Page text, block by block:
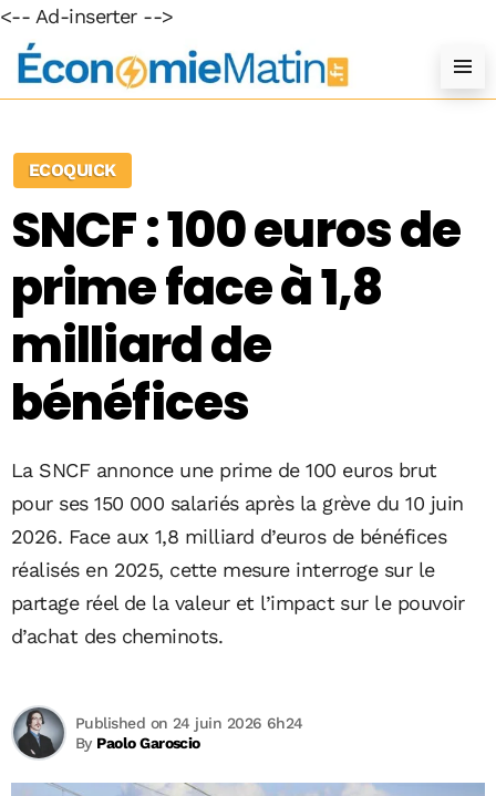
<-- Ad-inserter -->
ECOQUICK
SNCF : 100 euros de
prime face à 1,8
milliard de
bénéfices
La SNCF annonce une prime de 100 euros brut
pour ses 150 000 salariés après la grève du 10 juin
2026. Face aux 1,8 milliard d’euros de bénéfices
réalisés en 2025, cette mesure interroge sur le
partage réel de la valeur et l’impact sur le pouvoir
d’achat des cheminots.
By Paolo Garoscio
Published on 24 juin 2026 6h24